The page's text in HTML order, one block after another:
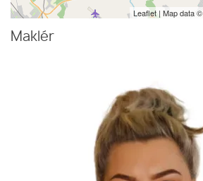
Leaflet | Map data ©
Maklér